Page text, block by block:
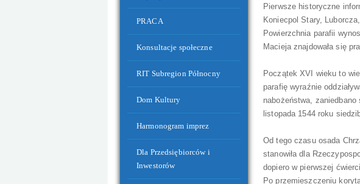
Budynek Zaplecza Sportowego przy Stadionie Miejskim
PRACA
Konsultacje społeczne
RIT Subregion Północny
Dom Kultury
Harmonogram imprez
Dla Przedsiębiorców i
Inwestorów
Pierwsze historyczne
Koniecpol Stary,
Powierzchnia parafii
Macieja znajdowała się
Początek XVI wieku to
parafię wyraźnie
nabożeństwa,
listopada 1544 roku
Od tego czasu osada
stanowiła dla
dopiero w pierwszej
Po przemieszczeniu